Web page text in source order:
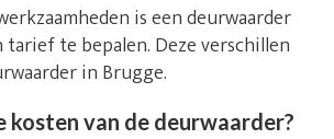
is een deurwaarder
te bepalen. Deze verschillen
in Brugge.
kosten van de deurwaarder?